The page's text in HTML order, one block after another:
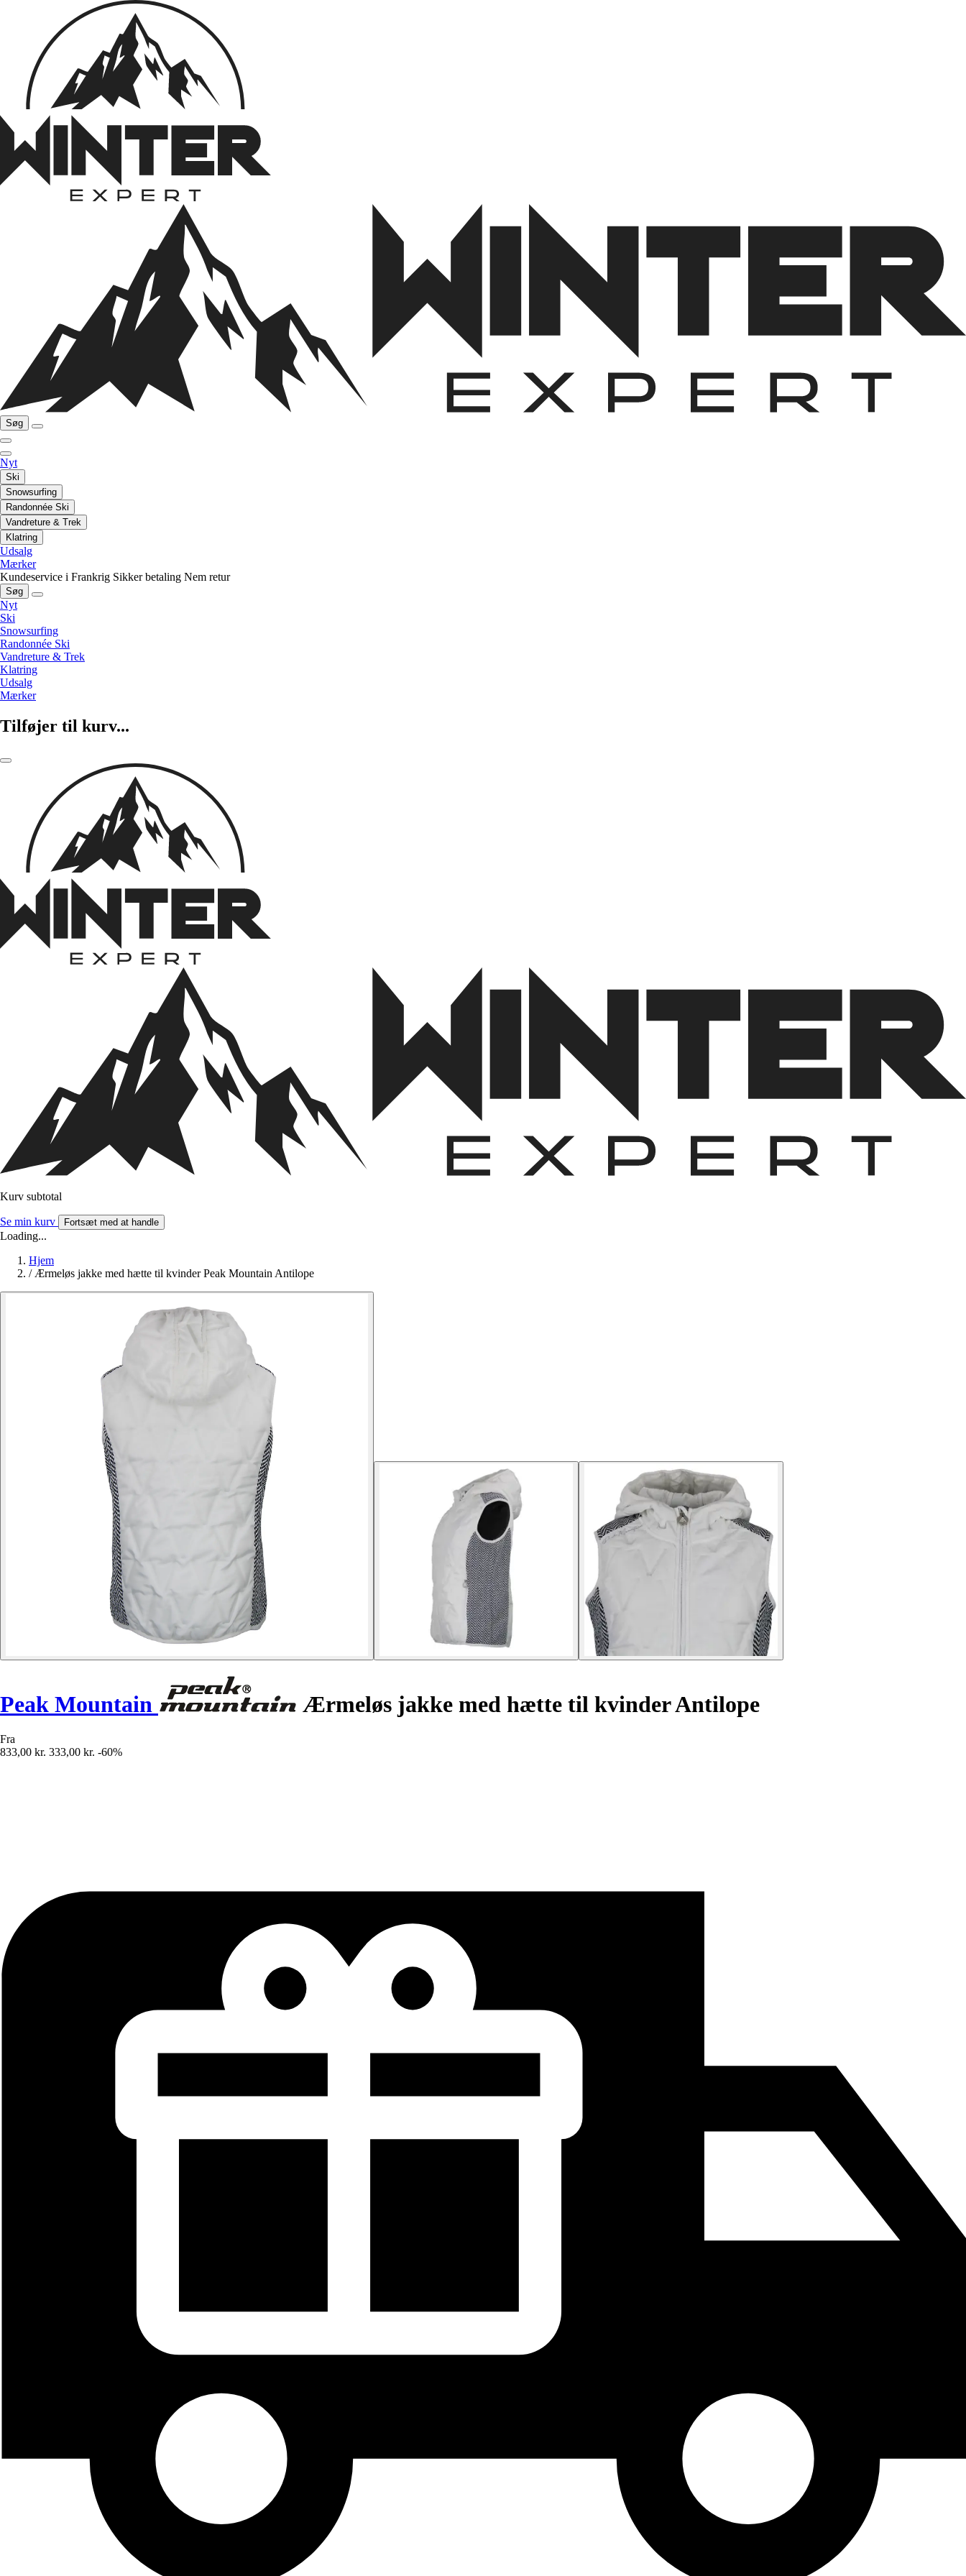
Søg
Nyt
Ski
Snowsurfing
Randonnée Ski
Vandreture & Trek
Klatring
Udsalg
Mærker
Kundeservice i Frankrig Sikker betaling Nem retur
Søg
Nyt
Ski
Snowsurfing
Randonnée Ski
Vandreture & Trek
Klatring
Udsalg
Mærker
Tilføjer til kurv...
Kurv subtotal
Se min kurv Fortsæt med at handle
Loading...
Hjem
/ Ærmeløs jakke med hætte til kvinder Peak Mountain Antilope
Peak Mountain Ærmeløs jakke med hætte til kvinder Antilope
Fra
833,00 kr. 333,00 kr. -60%